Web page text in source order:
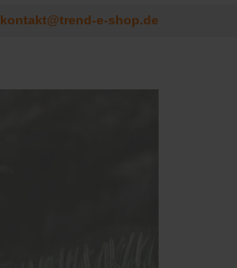
kontakt@trend-e-shop.de